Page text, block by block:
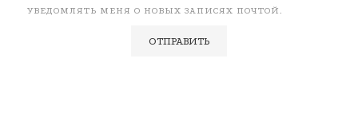
УВЕДОМЛЯТЬ МЕНЯ О НОВЫХ ЗАПИСЯХ ПОЧТОЙ.